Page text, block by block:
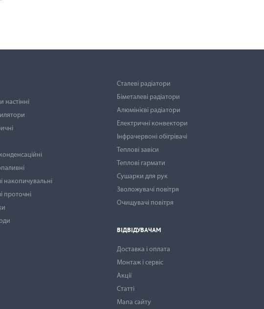
настінні
накопичувальні
проточні
Сталеві радіатори
Біметалеві радіатори
Алюмінієві радіатори
Електричні конвектори
Інфрачервоні обігрівачі
Теплові завіси
Теплові гармати
Сушарки для рук
Зволожувачі повітря
Очищувачі повітря
ВІДВІДУВАЧАМ
Доставка і оплата
Монтаж і сервіс
Акції
Статті
Мапа сайту